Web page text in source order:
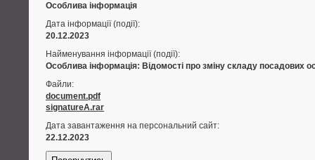
Особлива інформація
Дата інформації (події):
20.12.2023
Найменування інформації (події):
Особлива інформація: Відомості про зміну складу посадових
Файли:
document.pdf
signatureA.rar
Дата завантаження на персональний сайт:
22.12.2023